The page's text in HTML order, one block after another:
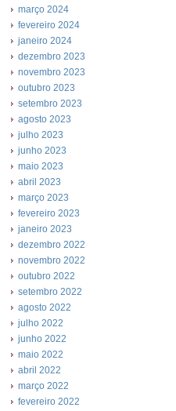
março 2024
fevereiro 2024
janeiro 2024
dezembro 2023
novembro 2023
outubro 2023
setembro 2023
agosto 2023
julho 2023
junho 2023
maio 2023
abril 2023
março 2023
fevereiro 2023
janeiro 2023
dezembro 2022
novembro 2022
outubro 2022
setembro 2022
agosto 2022
julho 2022
junho 2022
maio 2022
abril 2022
março 2022
fevereiro 2022